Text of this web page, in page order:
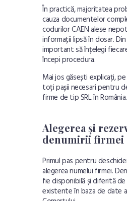
În practică, majoritatea
cauza documentelor
codurilor CAEN alese
informații lipsă în dosar.
important să înțelegi
începi procedura.
Mai jos găsești explicați,
toți pașii necesari pentru
firme de tip SRL în România.
Alegerea și
denumirii firmei
Primul pas pentru
alegerea numelui firmei.
fie disponibilă și diferită de
existente în baza de date